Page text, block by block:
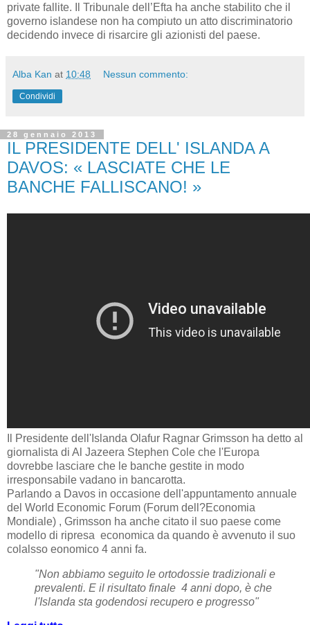
private fallite. Il Tribunale dell’Efta ha anche stabilito che il
governo islandese non ha compiuto un atto discriminatorio
decidendo invece di risarcire gli azionisti del paese.
Alba Kan at 10:48 Nessun commento:
Condividi
28 gennaio 2013
IL PRESIDENTE DELL' ISLANDA A
DAVOS: « LASCIATE CHE LE
BANCHE FALLISCANO! »
Il Presidente dell'Islanda Olafur Ragnar Grimsson ha detto al
giornalista di Al Jazeera Stephen Cole che l'Europa
dovrebbe lasciare che le banche gestite in modo
irresponsabile vadano in bancarotta.
Parlando a Davos in occasione dell'appuntamento annuale
del World Economic Forum (Forum dell?Economia
Mondiale) , Grimsson ha anche citato il suo paese come
modello di ripresa economica da quando è avvenuto il suo
colalsso eonomico 4 anni fa.
"Non abbiamo seguito le ortodossie tradizionali e
prevalenti. E il risultato finale 4 anni dopo, è che
l'Islanda sta godendosi recupero e progresso"